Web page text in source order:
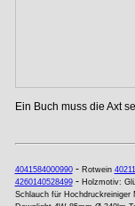
Ein Buch muss die Axt
4041584000990- Rotwein
4260140528499- Holzmotiv:
Schlauch für Hochdruckreiniger